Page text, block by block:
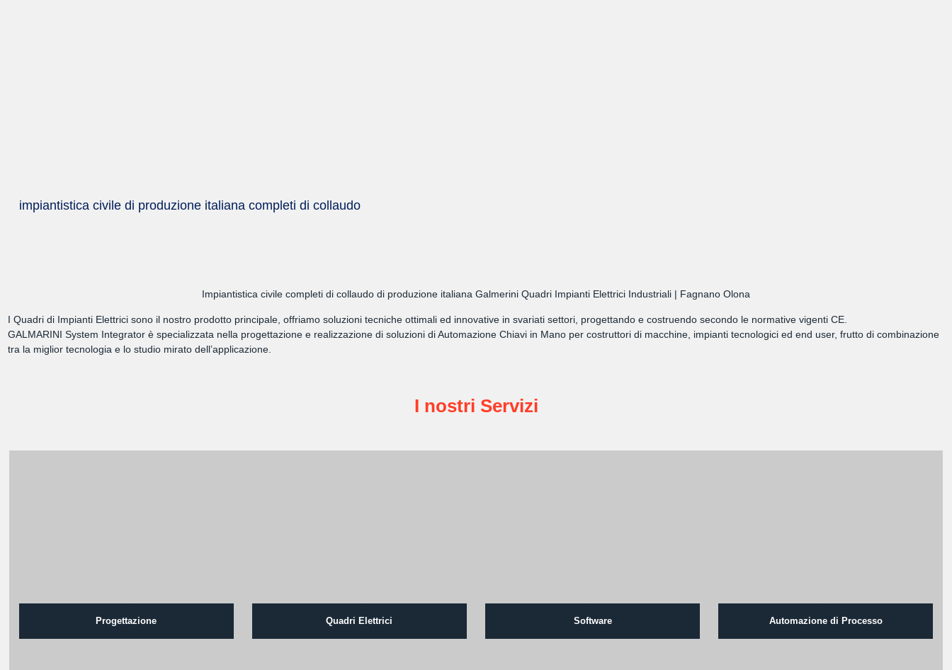
impiantistica civile di produzione italiana completi di collaudo
Impiantistica civile completi di collaudo di produzione italiana Galmerini Quadri Impianti Elettrici Industriali | Fagnano Olona
I Quadri di Impianti Elettrici sono il nostro prodotto principale, offriamo soluzioni tecniche ottimali ed innovative in svariati settori, progettando e costruendo secondo le normative vigenti CE.
GALMARINI System Integrator è specializzata nella progettazione e realizzazione di soluzioni di Automazione Chiavi in Mano per costruttori di macchine, impianti tecnologici ed end user, frutto di combinazione
tra la miglior tecnologia e lo studio mirato dell’applicazione.
I nostri Servizi
Progettazione Quadri Elettrici Software Automazione di Processo